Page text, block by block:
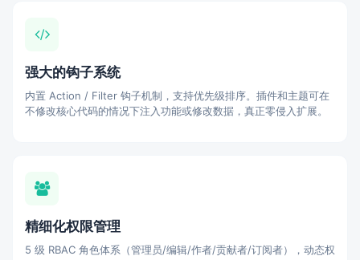
强大的钩子系统
内置 Action / Filter 钩子机制，支持优先级排序。插件和主题可在
不修改核心代码的情况下注入功能或修改数据，真正零侵入扩展。
精细化权限管理
5 级 RBAC 角色体系（管理员/编辑/作者/贡献者/订阅者），动态权